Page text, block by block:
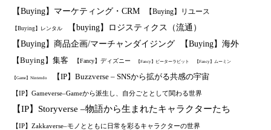
【Buying】マーケティング・CRM 【Buying】リユース
【Buying】レンタル
【buying】ロジスティクス（流通）
【Buying】商品企画/マーチャンダイジング
【Buying】海外
【Buying】集客
【Fancy】ディズニー 【Fancy】ピーターラビット 【Fancy】ムーミン
【Game】Nintendo 【IP】Buzzverse – SNSから拡がる共感の宇宙
【IP】Gameverse–Gameから派生し、自分ごととして関わる世界
【IP】Storyverse –物語から生まれたキャラクターたち
【IP】Zakkaverse–モノとともに日常を彩るキャラクターの世界